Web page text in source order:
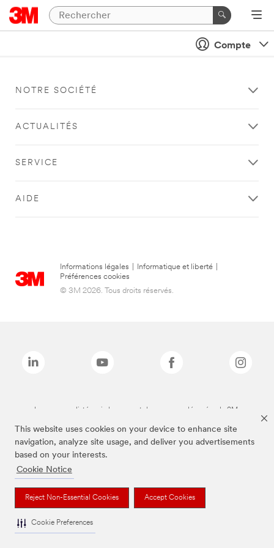
This website uses cookies on your device to enhance site
navigation, analyze site usage, and deliver you advertisements
based on your interests.
Cookie Notice
Reject Non-Essential Cookies Accept Cookies
Cookie Preferences
Compte
NOTRE SOCIÉTÉ
ACTUALITÉS
SERVICE
AIDE
Informations légales Informatique et liberté
Préférences cookies
© 3M 2026. Tous droits réservés.
Les marques listées ci-dessus sont des marques déposées de 3M.